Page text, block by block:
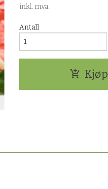
inkl. mva.
Antall
Kjøp